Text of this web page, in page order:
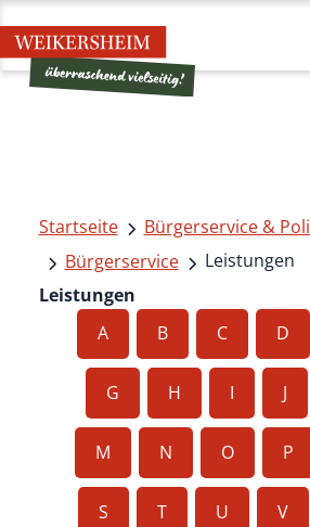
Startseite
Bürgerservice &
Bürgerservice
Leistungen
Leistungen
A
B C D
G H I J
M N O P
S T U V